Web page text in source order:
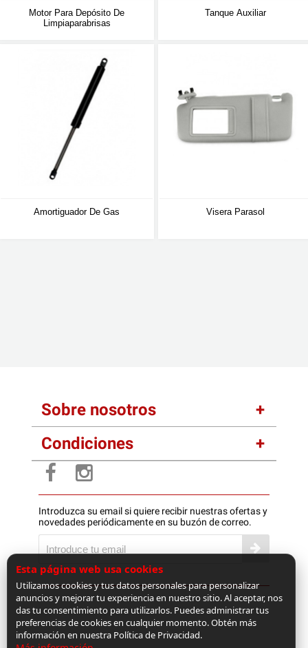
Motor Para Depósito De
Limpiaparabrisas
Tanque Auxiliar
Amortiguador De Gas Visera Parasol
Sobre nosotros
Condiciones
Introduzca su email si quiere recibir nuestras ofertas y
novedades periódicamente en su buzón de correo.
Esta página web usa cookies
Utilizamos cookies y tus datos personales para personalizar
anuncios y mejorar tu experiencia en nuestro sitio. Al aceptar, nos
das tu consentimiento para utilizarlos. Puedes administrar tus
preferencias de cookies en cualquier momento. Obtén más
información en nuestra Política de Privacidad.